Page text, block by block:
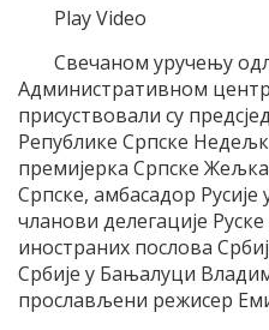
Play Video
Свечаном уручењу
Административном
присуствовали су
Републике Српске
премијерка Српске
Српске, амбасадор
чланови делегације
иностраних послова
Србије у Бањалуци
прослављени режисер